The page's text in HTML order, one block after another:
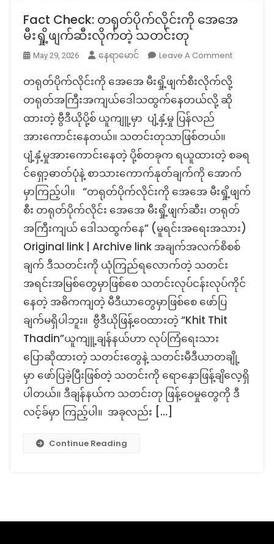
Fact Check: တရုတ်ပိုက်လိုင်းကို အေအေ
မီးရှို့ဖျက်ဆီးလိုက်တဲ့ သတင်းတု
May 29, 2026 နေရာမောင် Leave A CommentOn
Check:
တရုတ်
အေ
အေ
ဖျက်ဆီး
လိုက်
တဲ့
သတင်း
တု
တရုတ်ပိုက်လိုင်းကို အေအေ မီးရှို့ဖျက်စီးလိုက်လို့
တရုတ်အကြီးအကျယ်ဒေါသထွက်နေတယ်လို့ ဆို
ထားတဲ့ ဗွီဒီယိုပို့စ် ယူကျူ့မှာ ပျံ့နှံ့မှု ပြန်လည်
အားကောင်းနေတယ်။ သတင်းတုသာဖြစ်တယ်။
ပျံ့နှံ့မှုအားကောင်းနေတဲ့ ပို့စ်တခုက ရယူထားတဲ့ စခရ
င်ရှော့ဓာတ်ပုံနဲ့ စာသားကောက်နုတ်ချက်ကို အောက်
မှာကြည့်ပါ။ “တရုတ်ပိုက်လိုင်းကို အေအေ မီးရှို့ဖျက်
စီး တရုတ်ပိုက်လိုင်း အေအေ မီးရှို့ဖျက်ဆီး၊ တရုတ်
အကြီးကျယ် ဒေါသထွက်နေ” (မူရင်းအရေးအသား)
Original link | Archive link အချက်အလက်စိစစ်
ချက် ဒီသတင်းကို ယုံကြည်ရလောက်တဲ့ သတင်း
အရင်းအမြစ်တွေမှာဖြစ်စေ သတင်းလုပ်ငန်းလုပ်ကိုင်
နေတဲ့ အဓိကကျတဲ့ မီဒီယာတွေမှာဖြစ်စေ ဖော်ပြ
ချက်မရှိပါဘူး။ ဗွီဒီယိုဖြန့်ဝေထားတဲ့ “Khit Thit
Thadin”ယူကျူ့ချန်နယ်ဟာ လုပ်ကြံရေးသား
ပြောဆိုထားတဲ့ သတင်းတွေနဲ့ သတင်းမီဒီယာတချို့
မှာ ဖော်ပြခဲ့ပြီးဖြစ်တဲ့ သတင်းကို ရောနှောဖြန့်ချိလေ့ရှိ
ပါတယ်။ ဒီချန်နယ်က သတင်းတု ဖြန့်ဝေမှုတွေကို ဒီ
လင့်ခ်မှာ ကြည့်ပါ။ အခုလည်း […]
Continue Reading